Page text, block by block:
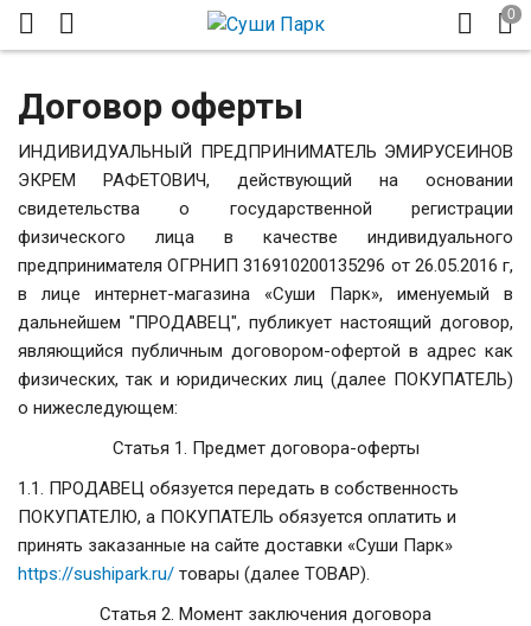
Договор оферты
ИНДИВИДУАЛЬНЫЙ ПРЕДПРИНИМАТЕЛЬ ЭМИРУСЕИНОВ
ЭКРЕМ РАФЕТОВИЧ, действующий на основании
свидетельства о государственной регистрации
физического лица в качестве индивидуального
предпринимателя ОГРНИП 316910200135296 от 26.05.2016 г,
в лице интернет-магазина «Суши Парк», именуемый в
дальнейшем "ПРОДАВЕЦ", публикует настоящий договор,
являющийся публичным договором-офертой в адрес как
физических, так и юридических лиц (далее ПОКУПАТЕЛЬ)
о нижеследующем:
Статья 1. Предмет договора-оферты
1.1. ПРОДАВЕЦ обязуется передать в собственность
ПОКУПАТЕЛЮ, а ПОКУПАТЕЛЬ обязуется оплатить и
принять заказанные на сайте доставки «Суши Парк»
https://sushipark.ru/ товары (далее ТОВАР).
Статья 2. Момент заключения договора